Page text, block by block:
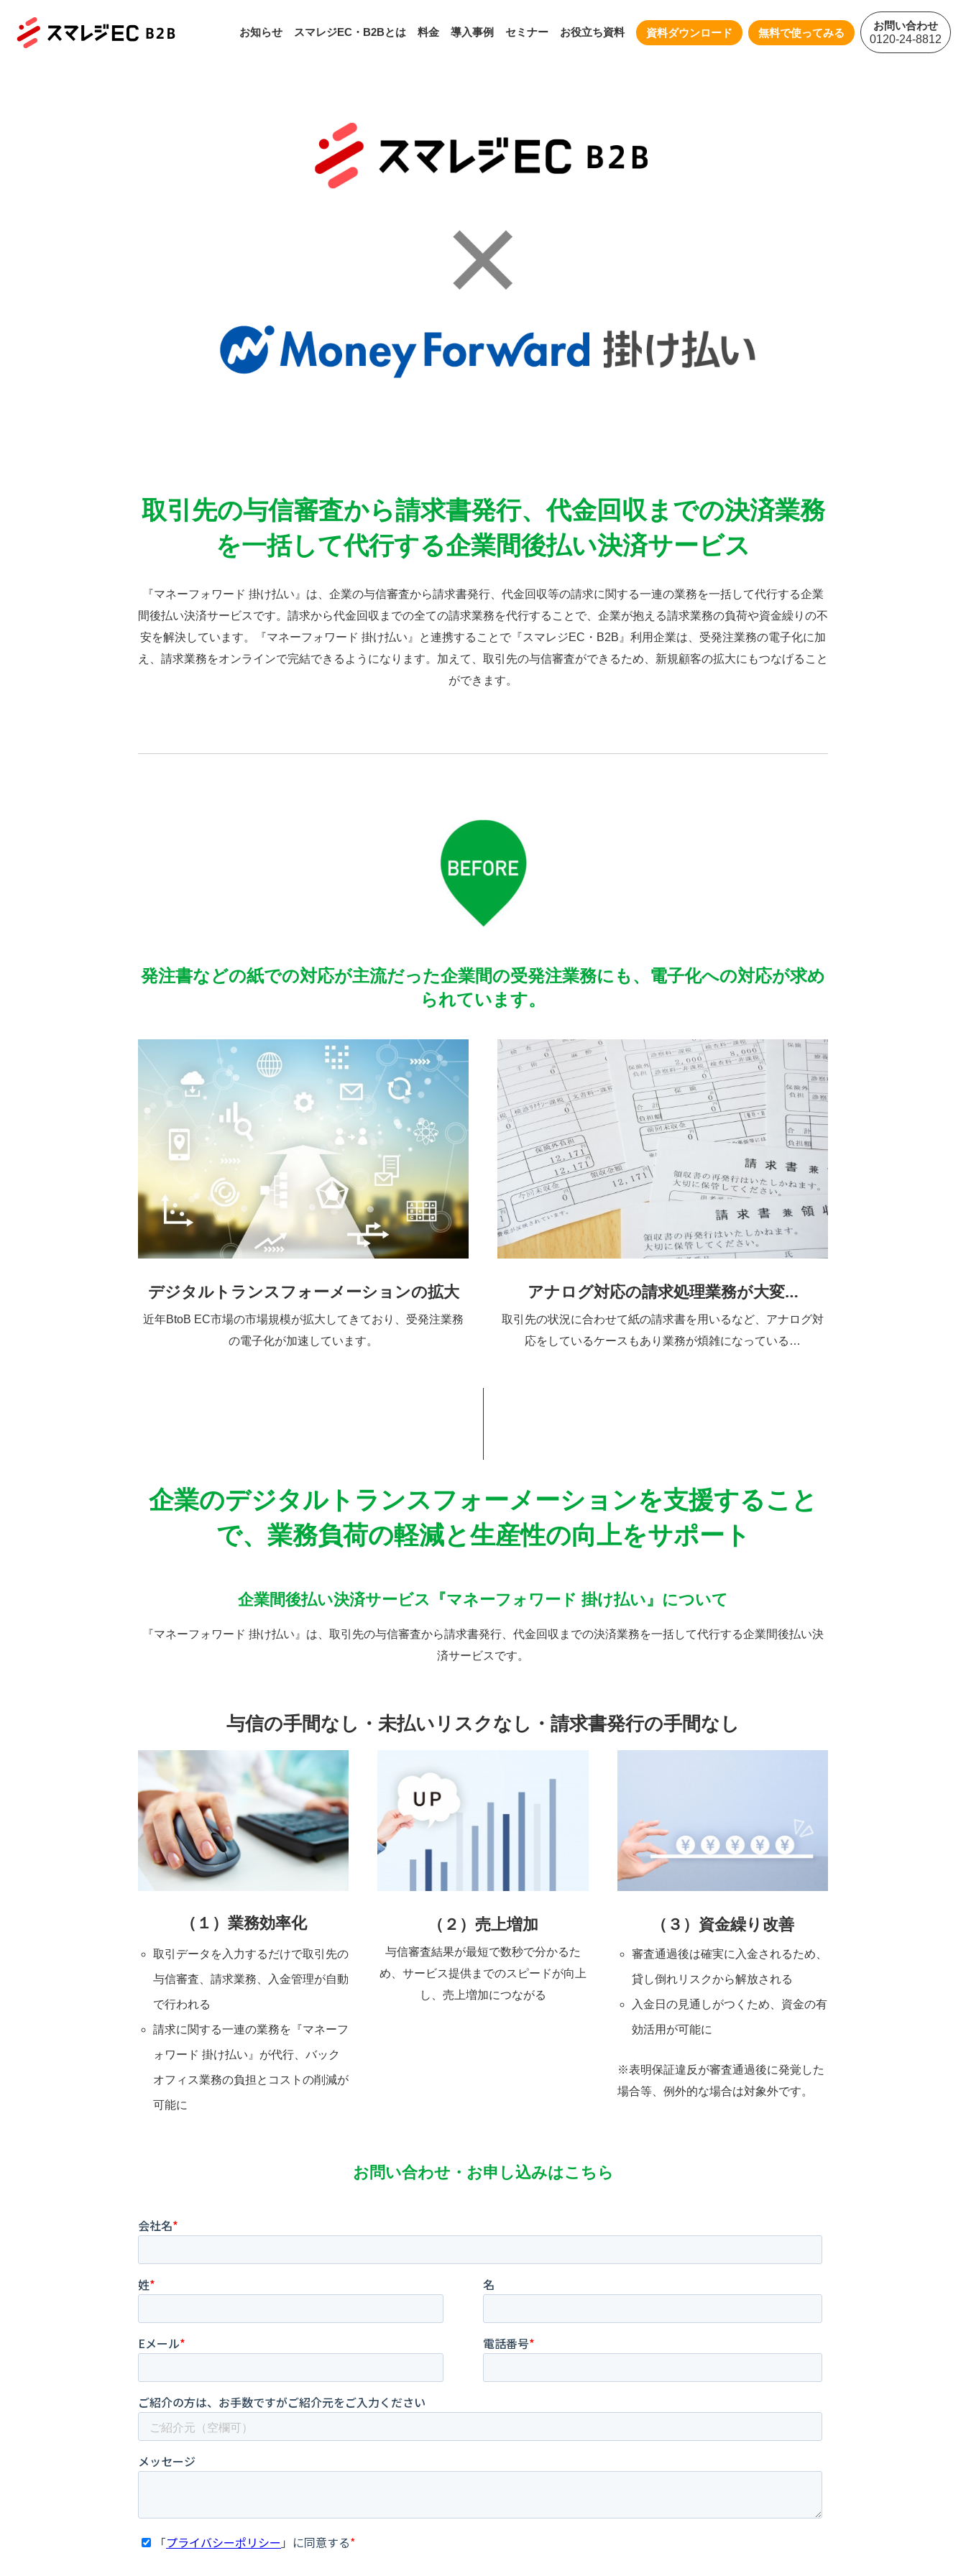
お知らせ スマレジEC・B2Bとは 料金 導入事例 セミナー お役立ち資料 資料ダウンロード 無料で使ってみる
お問い合わせ
0120-24-8812
取引先の与信審査から請求書発行、代金回収までの決済業務
を一括して代行する企業間後払い決済サービス
『マネーフォワード 掛け払い』は、企業の与信審査から請求書発行、代金回収等の請求に関する一連の業務を一括して代行する企業
間後払い決済サービスです。請求から代金回収までの全ての請求業務を代行することで、企業が抱える請求業務の負荷や資金繰りの不
安を解決しています。『マネーフォワード 掛け払い』と連携することで『スマレジEC・B2B』利用企業は、受発注業務の電子化に加
え、請求業務をオンラインで完結できるようになります。加えて、取引先の与信審査ができるため、新規顧客の拡大にもつなげること
ができます。
発注書などの紙での対応が主流だった企業間の受発注業務にも、電子化への対応が求め
られています。
デジタルトランスフォーメーションの拡大
近年BtoB EC市場の市場規模が拡大してきており、受発注業務
の電子化が加速しています。
アナログ対応の請求処理業務が大変…
取引先の状況に合わせて紙の請求書を用いるなど、アナログ対
応をしているケースもあり業務が煩雑になっている…
企業のデジタルトランスフォーメーションを支援すること
で、業務負荷の軽減と生産性の向上をサポート
企業間後払い決済サービス『マネーフォワード 掛け払い』について
『マネーフォワード 掛け払い』は、取引先の与信審査から請求書発行、代金回収までの決済業務を一括して代行する企業間後払い決
済サービスです。
与信の手間なし・未払いリスクなし・請求書発行の手間なし
（１）業務効率化
取引データを入力するだけで取引先の
与信審査、請求業務、入金管理が自動
で行われる
請求に関する一連の業務を『マネーフ
ォワード 掛け払い』が代行、バック
オフィス業務の負担とコストの削減が
可能に
（２）売上増加
与信審査結果が最短で数秒で分かるた
め、サービス提供までのスピードが向上
し、売上増加につながる
（３）資金繰り改善
審査通過後は確実に入金されるため、
貸し倒れリスクから解放される
入金日の見通しがつくため、資金の有
効活用が可能に
※表明保証違反が審査通過後に発覚した
場合等、例外的な場合は対象外です。
お問い合わせ・お申し込みはこちら